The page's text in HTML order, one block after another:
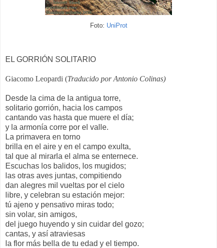
Foto: UniProt
EL GORRIÓN SOLITARIO
Giacomo Leopardi (Traducido por Antonio Colinas)
Desde la cima de la antigua torre,
solitario gorrión, hacia los campos
cantando vas hasta que muere el día;
y la armonía corre por el valle.
La primavera en torno
brilla en el aire y en el campo exulta,
tal que al mirarla el alma se enternece.
Escuchas los balidos, los mugidos;
las otras aves juntas, compitiendo
dan alegres mil vueltas por el cielo
libre, y celebran su estación mejor:
tú ajeno y pensativo miras todo;
sin volar, sin amigos,
del juego huyendo y sin cuidar del gozo;
cantas, y así atraviesas
la flor más bella de tu edad y el tiempo.